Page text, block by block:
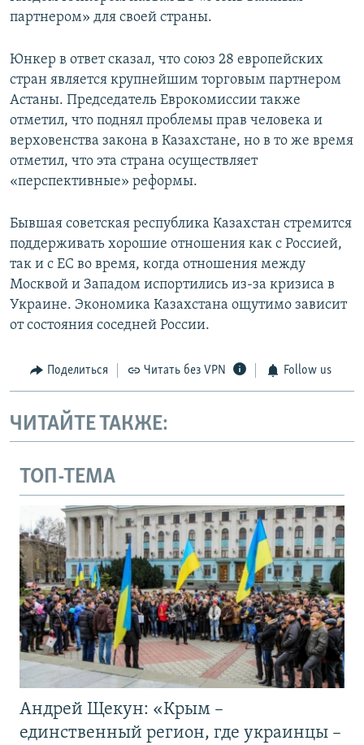
партнером» для своей страны.
Юнкер в ответ сказал, что союз 28 европейских
стран является крупнейшим торговым партнером
Астаны. Председатель Еврокомиссии также
отметил, что поднял проблемы прав человека и
верховенства закона в Казахстане, но в то же время
отметил, что эта страна осуществляет
«перспективные» реформы.
Бывшая советская республика Казахстан стремится
поддерживать хорошие отношения как с Россией,
так и с ЕС во время, когда отношения между
Москвой и Западом испортились из-за кризиса в
Украине. Экономика Казахстана ощутимо зависит
от состояния соседней России.
Поделиться Читать без VPN Follow us
ЧИТАЙТЕ ТАКЖЕ:
ТОП-ТЕМА
Андрей Щекун: «Крым –
единственный регион, где украинцы –